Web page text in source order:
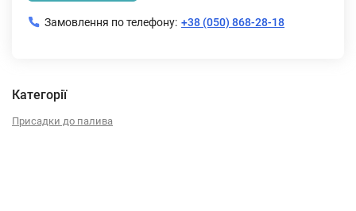
Замовлення по телефону: +38 (050) 868-28-18
Категорії
Присадки до палива